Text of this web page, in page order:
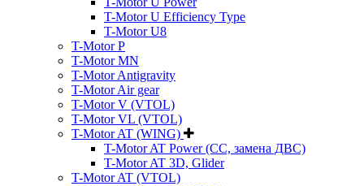
T-Motor U Efficiency Type
T-Motor U8
T-Motor P
T-Motor MN
T-Motor Antigravity
T-Motor Air gear
T-Motor V (VTOL)
T-Motor VL (VTOL)
T-Motor AT (WING)
T-Motor AT Power (CC, замена ДВС)
T-Motor AT 3D, Glider
T-Motor AT (VTOL)